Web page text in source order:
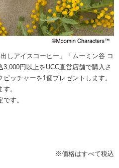
しアイスコーヒー」「ムーミン谷 コ
円以上をUCC直営店舗で購入さ
ッチャーを1個プレゼントします。
。
す。
※価格はすべて税込